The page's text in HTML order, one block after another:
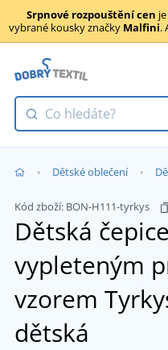
Srpnové rozpouštění cen
vybrané kousky značky Malfini.
Dětské oblečení
Kód zboží: BON-H111-tyrkys
Dětská
vypleteným
vzorem
dětská